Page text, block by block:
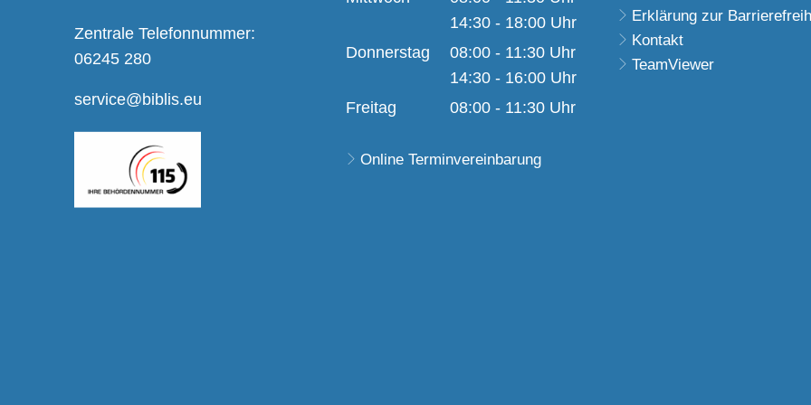
Zentrale Telefonnummer:
06245 280
service@biblis.eu
Von 08:00 bis 11:30 Uhr
14:30 - 18:00 Uhr
Von 14:30 bis 18:00 Uhr
Donnerstag 08:00 - 11:30 Uhr
Von 08:00 bis 11:30 Uhr
14:30 - 16:00 Uhr
Von 14:30 bis 16:00 Uhr
Freitag 08:00 - 11:30 Uhr
Online Terminvereinbarung
Erklärung zur
Kontakt
TeamViewer